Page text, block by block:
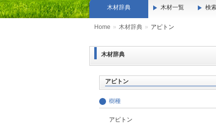
Home » 木材辞典 » アピトン
木材辞典 木材一覧 検
木材辞典
アピトン
樹種
アピトン